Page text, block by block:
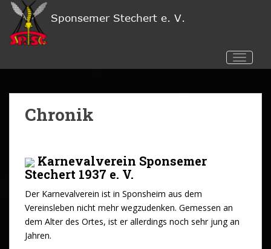
Chronik
Karnevalverein Sponsemer
Stechert 1937 e. V.
Der Karnevalverein ist in Sponsheim aus dem
Vereinsleben nicht mehr wegzudenken. Gemessen an
dem Alter des Ortes, ist er allerdings noch sehr jung an
Jahren.